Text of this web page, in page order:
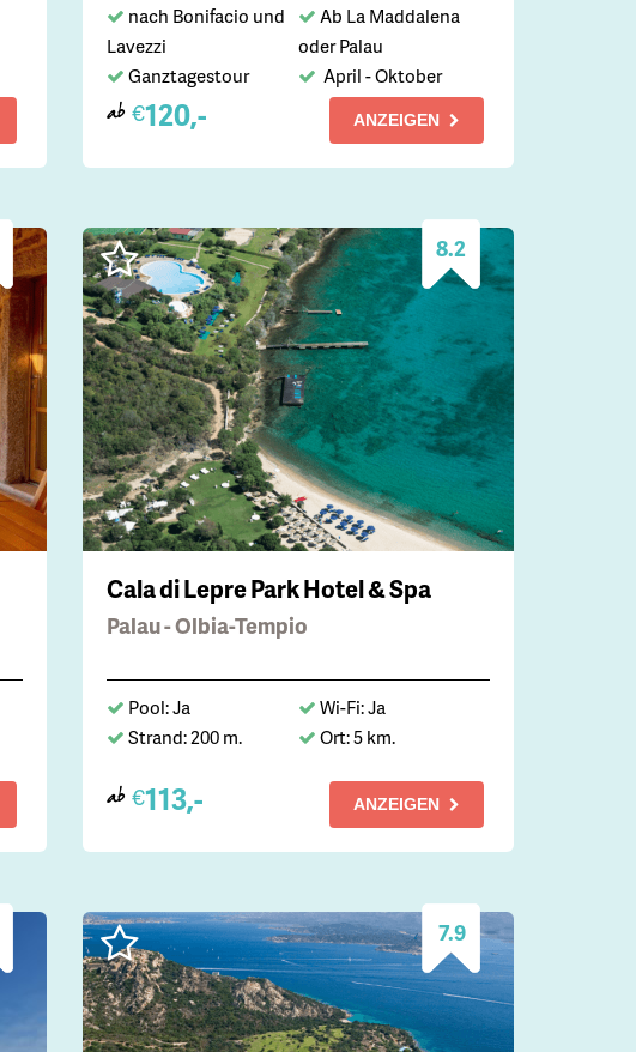
nach Bonifacio und
Lavezzi
Ab La Maddalena
oder Palau
Ganztagestour
April - Oktober
ab €120,- ANZEIGEN
8.2
Cala di Lepre Park Hotel & Spa
Palau - Olbia-Tempio
Pool: Ja
Wi-Fi: Ja
Strand: 200 m.
Ort: 5 km.
ab €113,- ANZEIGEN
7.9